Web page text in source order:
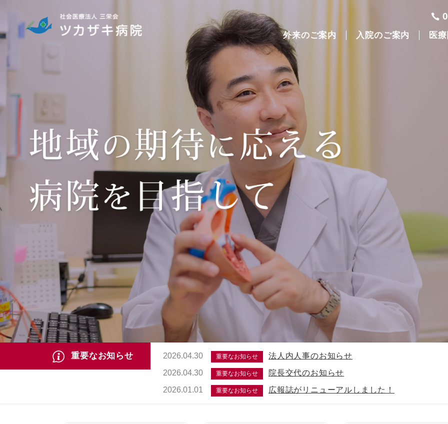
外来のご案内 入院のご案内 医
重要なお知らせ 2026.04.30 重要なお知らせ
法人内人事のお知らせ
2026.04.30
重要なお知らせ
院長交代のお知らせ
2026.01.01
重要なお知らせ 広報誌がリニューアルしました！